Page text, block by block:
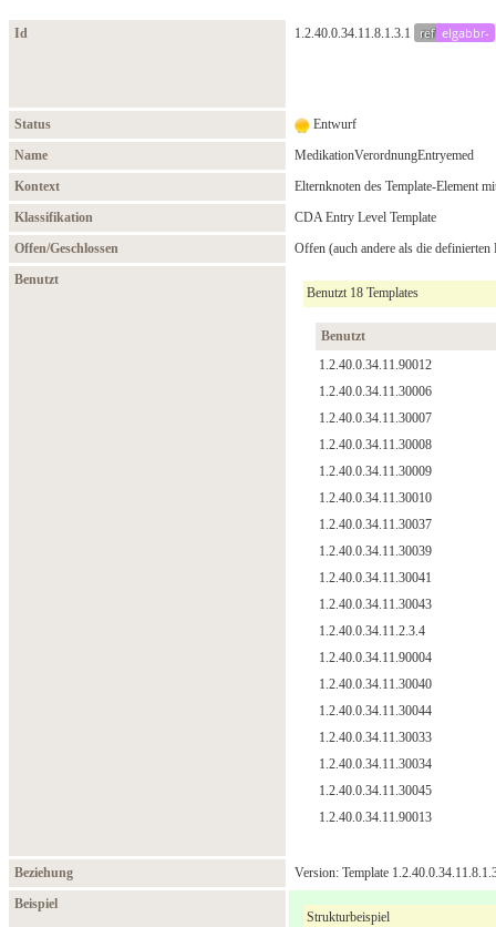
Id 1.2.40.0.34.11.8.1.3.1 ref elgabbr-
Status
Entwurf
Name
MedikationVerordnungEntryemed
Kontext
Elternknoten des Template-Element
Klassifikation
CDA Entry Level Template
Offen/Geschlossen
Offen (auch andere als die definierten
Benutzt
Benutzt 18 Templates
Benutzt
1.2.40.0.34.11.90012
1.2.40.0.34.11.30006
1.2.40.0.34.11.30007
1.2.40.0.34.11.30008
1.2.40.0.34.11.30009
1.2.40.0.34.11.30010
1.2.40.0.34.11.30037
1.2.40.0.34.11.30039
1.2.40.0.34.11.30041
1.2.40.0.34.11.30043
1.2.40.0.34.11.2.3.4
1.2.40.0.34.11.90004
1.2.40.0.34.11.30040
1.2.40.0.34.11.30044
1.2.40.0.34.11.30033
1.2.40.0.34.11.30034
1.2.40.0.34.11.30045
1.2.40.0.34.11.90013
Beziehung
Version: Template
Beispiel
Strukturbeispiel